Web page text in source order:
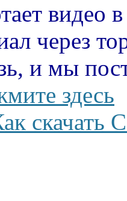
видео
через
и мы
здесь
скачать